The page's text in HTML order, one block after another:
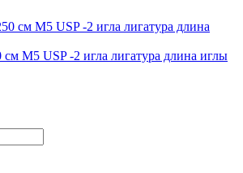
М5 USP -2 игла лигатура длина иглы